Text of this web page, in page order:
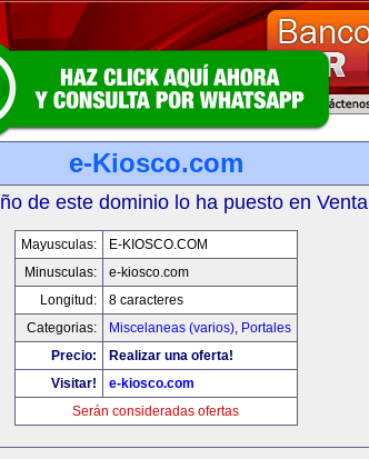
e-Kiosco.com
de este dominio lo ha puesto en Venta
Mayusculas:
E-KIOSCO.COM
Minusculas:
e-kiosco.com
Longitud:
8 caracteres
Categorias:
Miscelaneas (varios), Portales
Precio:
Realizar una oferta!
Visitar!
e-kiosco.com
Serán consideradas ofertas